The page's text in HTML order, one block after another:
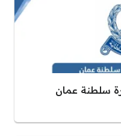
سلطنة عمان